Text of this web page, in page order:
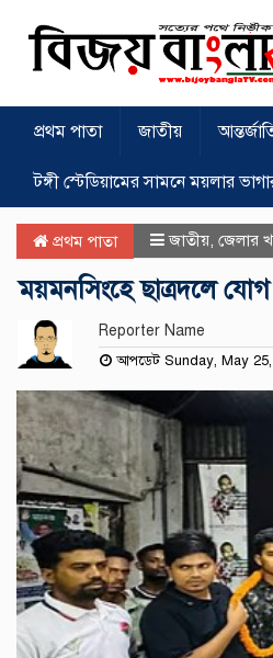
প্রথম পাতা জাতীয়
টঙ্গী স্টেডিয়ামের সামনে ময়লার
প্রথম পাতা জাতীয় জেলার
ময়মনসিংহে ছাত্রদলে
Reporter Name
আপডেট Sunday, May 25,